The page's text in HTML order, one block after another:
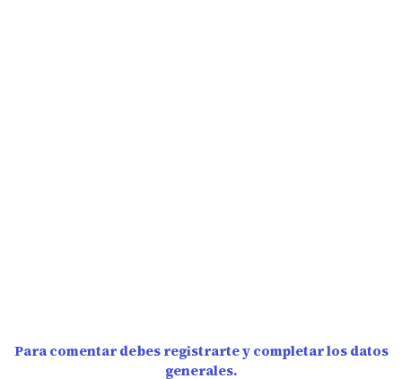
Para comentar debes registrarte y completar los datos
generales.